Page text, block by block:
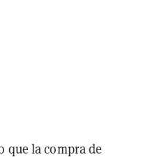
que la compra de